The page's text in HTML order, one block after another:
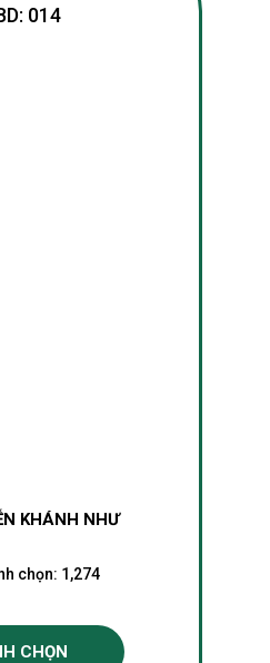
014
KHÁNH NHƯ
chọn: 1,274
CHỌN